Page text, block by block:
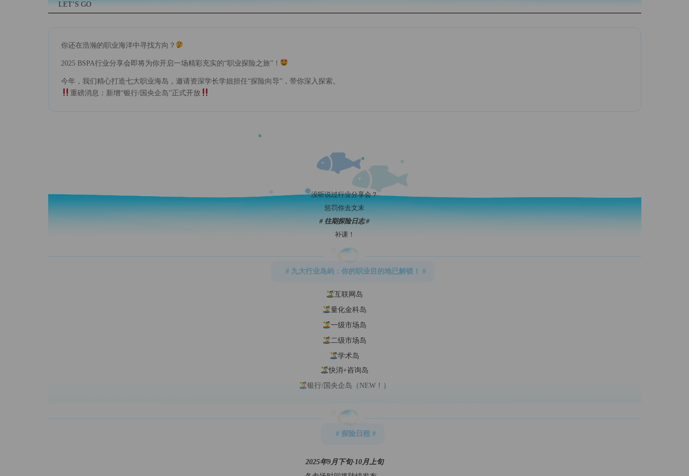
LET’S GO
你还在浩瀚的职业海洋中寻找方向？
2025 BSPA行业分享会即将为你开启一场精彩充实的“职业探险之旅”！
今年，我们精心打造七大职业海岛，邀请资深学长学姐担任“探险向导”，带你深入探索。
重磅消息：新增“银行/国央企岛”正式开放
没听说过行业分享会？
惩罚你去文末
# 往期探险日志 #
补课！
# 九大行业岛屿：你的职业目的地已解锁！ #
互联网岛
量化金科岛
一级市场岛
二级市场岛
学术岛
快消+咨询岛
银行/国央企岛（NEW！）
# 探险日程 #
2025年9月下旬-10月上旬